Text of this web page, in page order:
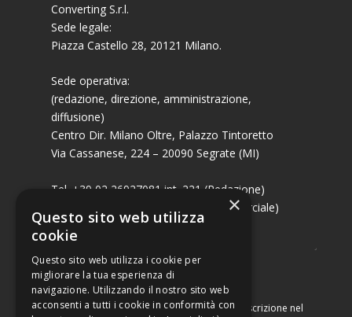
Converting S.r.l.
Sede legale:
Piazza Castello 28, 20121 Milano.
Sede operativa:
(redazione, direzione, amministrazione,
diffusione)
Centro Dir. Milano Oltre, Palazzo Tintoretto
Via Cassanese, 224 – 20090 Segrate (MI)
Tel. +39 02 26927081 int. 221 (Redazione)
Tel. +39 02 26927081 int. 224 (Commerciale)
Fax +39 02 26951006
Capitale sociale di Euro 10.000,00 – Numero di iscrizione nel
×
Questo sito web utilizza
cookie
Questo sito web utilizza i cookie per
migliorare la tua esperienza di
navigazione. Utilizzando il nostro sito web
acconsenti a tutti i cookie in conformità con